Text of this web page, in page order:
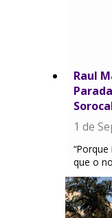
Raul
1 de
que o